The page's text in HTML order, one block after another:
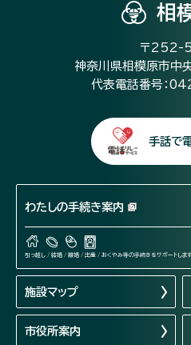
相
〒252-
神奈川県相模原市
代表電話番号：
手話で
わたしの手続き案内
引っ越し / 結婚 / 離婚 / 出産 / おくやみ等の手続きをサポートします
施設マップ
市役所案内